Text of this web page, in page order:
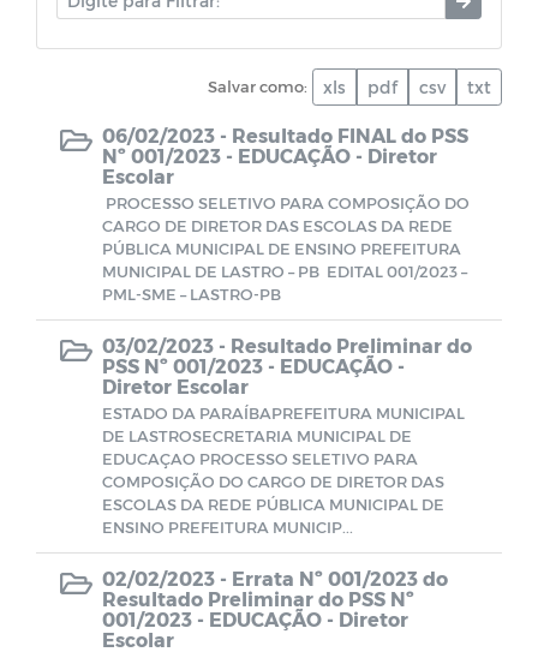
Campanhas
Diário oficial
Portal do Contribuinte
Avisos de Licitação
Licitações de 2026
Concorrência Eletrônica 2026
Dispensa de Licitação - Lei 14.133/21
Inexigibilidade de 2026
Pregão Eletrônico 2026
Editais
Lei Aldir Blanc
Lei Aldir Blanc - Ciclo 2 (2025)
Transparência
Ações COVID-19
Planos Municipais
PMPI - Plano Municipal pela Primeira
Salvar como: xls pdf csv txt
06/02/2023 - Resultado FINAL do PSS
Nº 001/2023 - EDUCAÇÃO - Diretor
Escolar
PROCESSO SELETIVO PARA COMPOSIÇÃO DO
CARGO DE DIRETOR DAS ESCOLAS DA REDE
PÚBLICA MUNICIPAL DE ENSINO PREFEITURA
MUNICIPAL DE LASTRO – PB EDITAL 001/2023 –
PML-SME – LASTRO-PB
03/02/2023 - Resultado Preliminar do
PSS Nº 001/2023 - EDUCAÇÃO -
Diretor Escolar
ESTADO DA PARAÍBAPREFEITURA MUNICIPAL
DE LASTROSECRETARIA MUNICIPAL DE
EDUCAÇAO PROCESSO SELETIVO PARA
COMPOSIÇÃO DO CARGO DE DIRETOR DAS
ESCOLAS DA REDE PÚBLICA MUNICIPAL DE
ENSINO PREFEITURA MUNICIP...
02/02/2023 - Errata Nº 001/2023 do
Resultado Preliminar do PSS Nº
001/2023 - EDUCAÇÃO - Diretor
Escolar